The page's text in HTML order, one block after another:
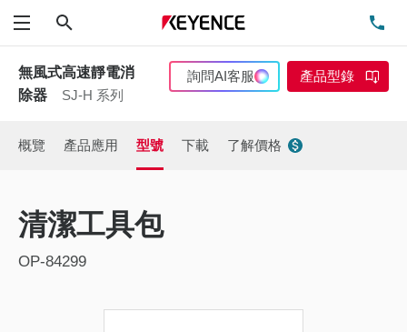
功能表
無風式高速靜電消
除器
SJ-H 系列
詢問AI客服 產品型錄
概覽 產品應用 型號 下載 了解價格
清潔工具包
OP-84299